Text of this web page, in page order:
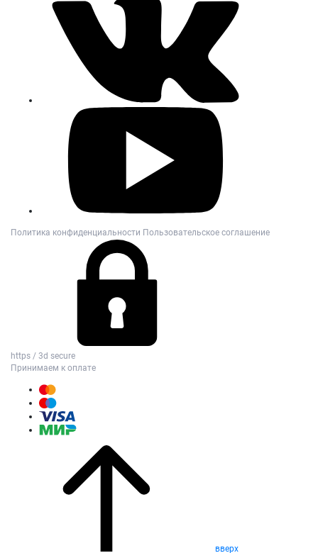
Политика конфиденциальности Пользовательское соглашение
https / 3d secure
Принимаем к оплате
вверх